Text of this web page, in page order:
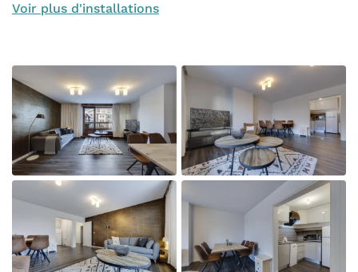
Voir plus d'installations